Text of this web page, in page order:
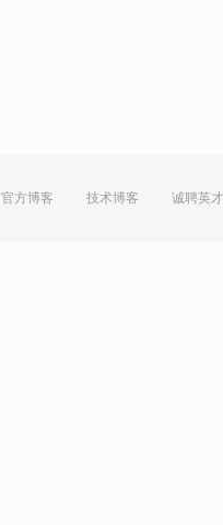
官方博客 技术博客 诚聘英才